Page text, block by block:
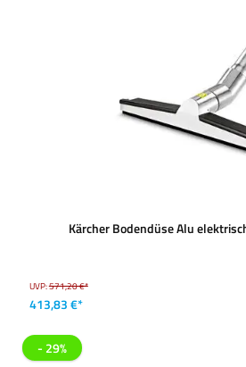
Kärcher Bodendüse Alu
UVP:571,20 €*
413,83 €*
- 29%